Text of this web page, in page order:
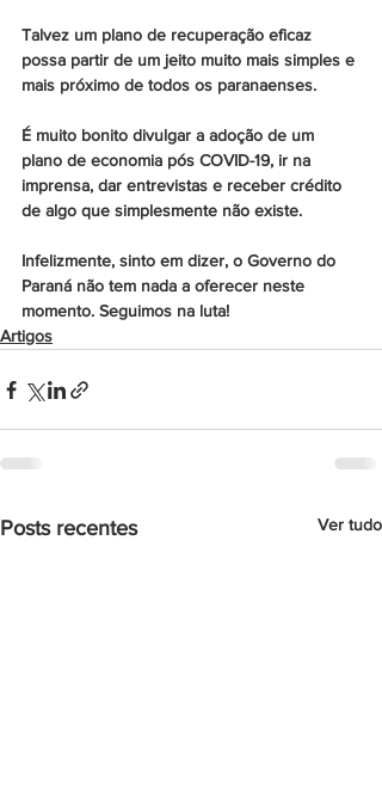
Talvez um plano de recuperação eficaz
possa partir de um jeito muito mais simples e
mais próximo de todos os paranaenses.
É muito bonito divulgar a adoção de um
plano de economia pós COVID-19, ir na
imprensa, dar entrevistas e receber crédito
de algo que simplesmente não existe.
Infelizmente, sinto em dizer, o Governo do
Paraná não tem nada a oferecer neste
momento. Seguimos na luta!
Artigos
Posts recentes Ver tudo